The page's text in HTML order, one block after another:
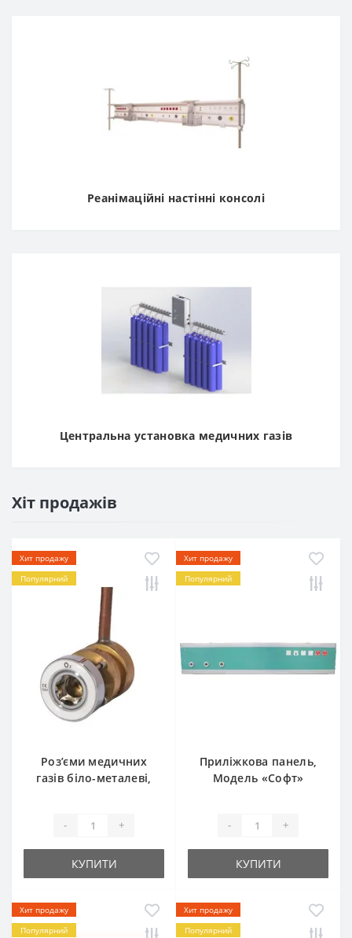
Реанімаційні настінні консолі
Центральна установка медичних газів
Хіт продажів
Хит продажу
Популярний
Роз’єми медичних
газів біло-металеві,
- +
КУПИТИ
Хит продажу
Популярний
Приліжкова панель,
Модель «Софт»
- +
КУПИТИ
Хит продажу
Популярний
Хит продажу
Популярний